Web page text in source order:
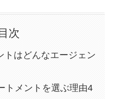
目次
トはどんなエージェン
トメントを選ぶ理由4